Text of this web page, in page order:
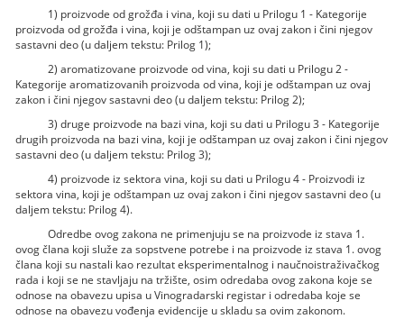
1) proizvode od grožđa i vina, koji su dati u Prilogu 1 - Kategorije
proizvoda od grožđa i vina, koji je odštampan uz ovaj zakon i čini njegov
sastavni deo (u daljem tekstu: Prilog 1);
2) aromatizovane proizvode od vina, koji su dati u Prilogu 2 -
Kategorije aromatizovanih proizvoda od vina, koji je odštampan uz ovaj
zakon i čini njegov sastavni deo (u daljem tekstu: Prilog 2);
3) druge proizvode na bazi vina, koji su dati u Prilogu 3 - Kategorije
drugih proizvoda na bazi vina, koji je odštampan uz ovaj zakon i čini njegov
sastavni deo (u daljem tekstu: Prilog 3);
4) proizvode iz sektora vina, koji su dati u Prilogu 4 - Proizvodi iz
sektora vina, koji je odštampan uz ovaj zakon i čini njegov sastavni deo (u
daljem tekstu: Prilog 4).
Odredbe ovog zakona ne primenjuju se na proizvode iz stava 1.
ovog člana koji služe za sopstvene potrebe i na proizvode iz stava 1. ovog
člana koji su nastali kao rezultat eksperimentalnog i naučnoistraživačkog
rada i koji se ne stavljaju na tržište, osim odredaba ovog zakona koje se
odnose na obavezu upisa u Vinogradarski registar i odredaba koje se
odnose na obavezu vođenja evidencije u skladu sa ovim zakonom.